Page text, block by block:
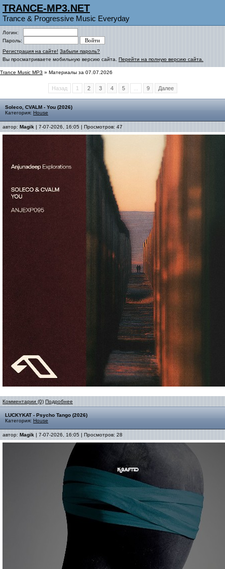
TRANCE-MP3.NET
Trance & Progressive Music Everyday
Логин:
Пароль:
Регистрация на сайте! Забыли пароль?
Вы просматриваете мобильную версию сайта. Перейти на полную версию сайта.
Trance Music MP3 » Материалы за 07.07.2026
Назад 1 2 3 4 5 9 Далее
Soleco, CVALM - You (2026)
Категория: House
автор: Magik | 7-07-2026, 16:05 | Просмотров: 47
Комментарии (0) Подробнее
LUCKYKAT - Psycho Tango (2026)
Категория: House
автор: Magik | 7-07-2026, 16:05 | Просмотров: 28